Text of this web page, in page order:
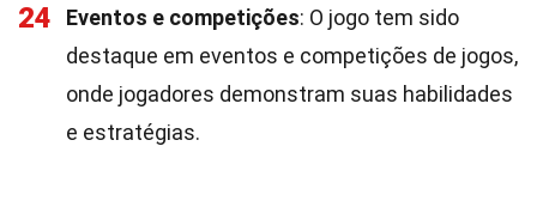
24 Eventos e competições: O jogo tem sido
destaque em eventos e competições de jogos,
onde jogadores demonstram suas habilidades
e estratégias.